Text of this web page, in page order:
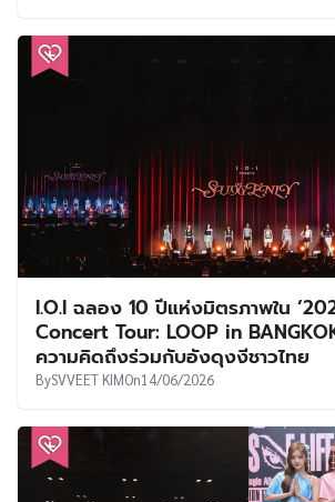
I.O.I ฉลอง 10 ปีแห่งมิตรภาพใน
Concert Tour: LOOP in
ความคิดถึงร่วมกับอังดุงงีชาวไทย
BySVVEET KIMOn14/06/2026